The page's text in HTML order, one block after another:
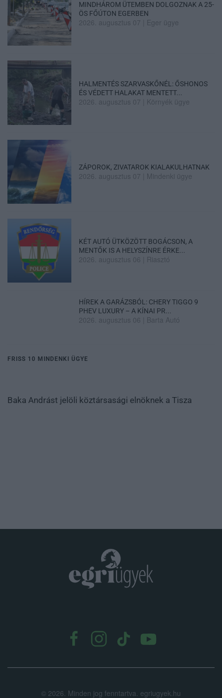
MINDHÁROM ÜTEMBEN DOLGOZNAK A 25-
ÖS FŐÚTON EGERBEN
2026. augusztus 07 Eger ügye
HALMENTÉS SZARVASKŐNÉL: ŐSHONOS
ÉS VÉDETT HALAKAT MENTETT...
2026. augusztus 07 Környék ügye
ZÁPOROK, ZIVATAROK KIALAKULHATNAK
2026. augusztus 07 Mindenki ügye
KÉT AUTÓ ÜTKÖZÖTT BOGÁCSON, A
MENTŐK IS A HELYSZÍNRE ÉRKE...
2026. augusztus 06 Riasztó
HÍREK A GARÁZSBÓL: CHERY TIGGO 9
PHEV LUXURY – A KÍNAI PR...
2026. augusztus 06 Barta Autó
FRISS 10 MINDENKI ÜGYE
Baka Andrást jelöli köztársasági elnöknek a Tisza
© 2026. Minden jog fenntartva. egriugyek.hu